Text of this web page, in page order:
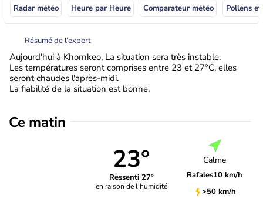
Radar météo Heure par Heure Comparateur météo Pollens
Résumé de l’expert
Aujourd'hui à Khornkeo, La situation sera très instable.
Les températures seront comprises entre 23 et 27°C, elles
seront chaudes l'après-midi.
La fiabilité de la situation est bonne.
Ce matin
23°
Ressenti 27°
en raison de l'humidité
Calme
Rafales10 km/h
>50 km/h